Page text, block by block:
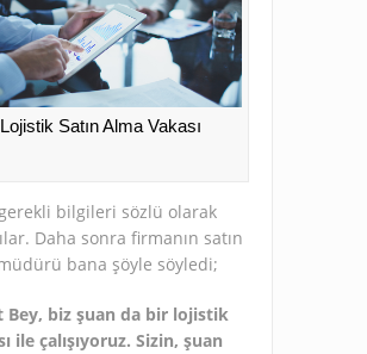
Lojistik Satın Alma Vakası
bilgileri sözlü olarak
Daha sonra firmanın satın
bana şöyle söyledi;
Bey, biz şuan da bir lojistik
ile çalışıyoruz. Sizin, şuan